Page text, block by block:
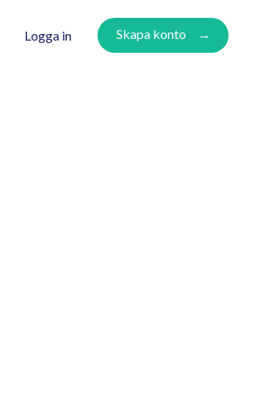
Logga in Skapa konto